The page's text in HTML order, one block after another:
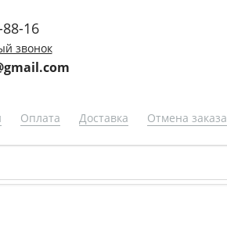
88-16
звонок
Оплата Доставка Отмена заказа